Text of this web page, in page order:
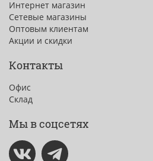
Интернет магазин
Сетевые магазины
Оптовым клиентам
Акции и скидки
Контакты
Офис
Склад
Мы в соцсетях